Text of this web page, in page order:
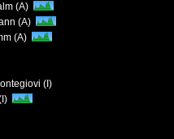
(A)
(A)
(A)
(I)